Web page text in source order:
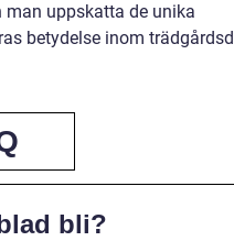
uppskatta de unika
betydelse inom
bli?